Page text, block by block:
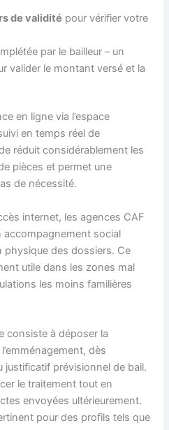
de validité pour vérifier votre
par le bailleur – un
valider le montant versé et la
en ligne via l’espace
en temps réel de
réduit considérablement les
pièces et permet une
de nécessité.
internet, les agences CAF
social
physique des dossiers. Ce
utile dans les zones mal
les moins familières
consiste à déposer la
dès
prévisionnel de bail.
le traitement tout en
envoyées ultérieurement.
pour des profils tels que